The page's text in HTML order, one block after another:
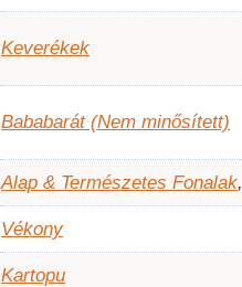
Keverékek
Bababarát (Nem minősített)
Alap & Természetes Fonalak,
Vékony
Kartopu